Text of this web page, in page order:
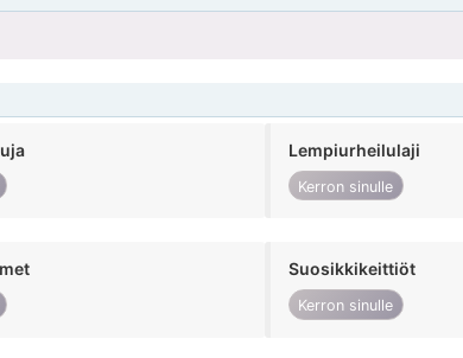
Lempiurheilulaji
Kerron sinulle
Suosikkikeittiöt
Kerron sinulle